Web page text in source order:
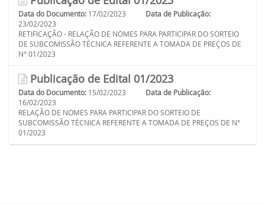
Data do Documento: 17/02/2023
Data de Publicação:
23/02/2023
RETIFICAÇÃO - RELAÇÃO DE NOMES PARA PARTICIPAR DO SORTEIO
DE SUBCOMISSÃO TÉCNICA REFERENTE A TOMADA DE PREÇOS DE
N° 01/2023
Publicação de Edital 01/2023
Data do Documento: 15/02/2023
Data de Publicação:
16/02/2023
RELAÇÃO DE NOMES PARA PARTICIPAR DO SORTEIO DE
SUBCOMISSÃO TÉCNICA REFERENTE A TOMADA DE PREÇOS DE N°
01/2023